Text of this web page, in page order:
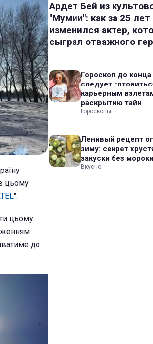
цьому
".
цьому
до
Ардет Бей из
"Мумии": как за 25 лет
изменился актер,
сыграл отважного
Гороскоп до конца
следует
карьерным
раскрытию тайн
Гороскопы
Ленивый рецепт
зиму: секрет
закуски без мороки
Вкусно